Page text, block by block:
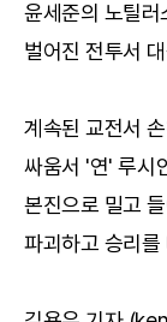
윤세준의 노틸
벌어진 전투서
계속된 교전서
싸움서 '연' 루시
본진으로 밀고
파괴하고 승리를